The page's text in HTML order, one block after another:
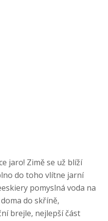
jaro! Zimě se už blíží
do toho vlítne jarní
pomyslná voda na
do skříně,
brejle, nejlepší část